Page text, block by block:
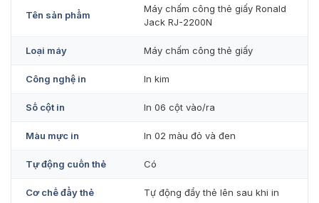
chính xác. Với thiết kế bền bỉ phù hợp cho doanh nghiệp
đang tìm kiếm một máy chấm công thẻ giấy bền bỉ, thì
Ronald Jack RJ2200A
chắc chắn là giải pháp đáng cân
nhắc.
Tên sản phẩm
Máy chấm công thẻ giấy Ronald
Jack RJ-2200N
Loại máy Máy chấm công thẻ giấy
Công nghệ in In kim
Số cột in In 06 cột vào/ra
Màu mực in In 02 màu đỏ và đen
Tự động cuốn thẻ Có
Cơ chế đẩy thẻ Tự động đẩy thẻ lên sau khi in